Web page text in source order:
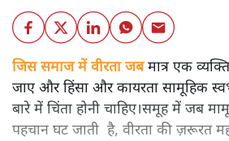
जिस समाज में वीरता जबमात्र एक
जाए और हिंसा और कायरता सामूहिक
बारे में चिंता होनी चाहिए।समूह में जब
पहचान घट जाती है, वीरता की ज़रूरत